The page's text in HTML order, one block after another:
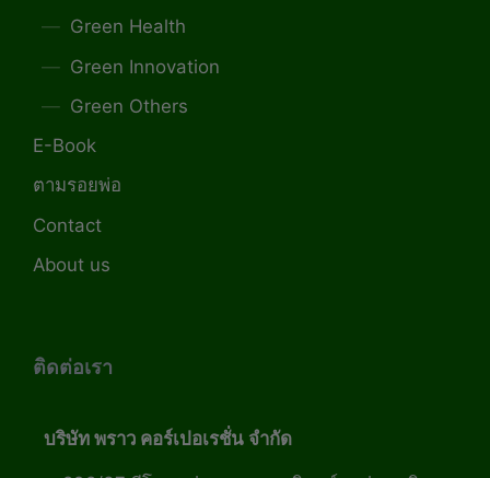
Green Health
Green Innovation
Green Others
E-Book
ตามรอยพ่อ
Contact
About us
ติดต่อเรา
บริษัท พราว คอร์เปอเรชั่น จำกัด